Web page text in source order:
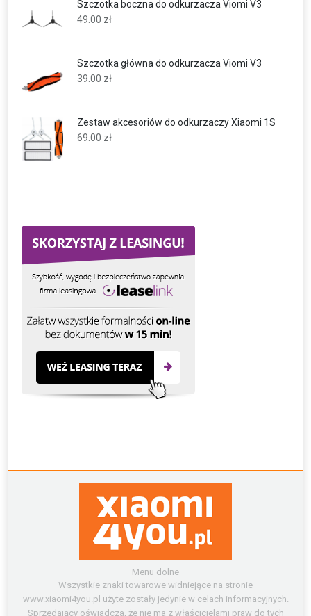
Szczotka boczna do odkurzacza Viomi V3
49.00 zł
Szczotka główna do odkurzacza Viomi V3
39.00 zł
Zestaw akcesoriów do odkurzaczy Xiaomi 1S
69.00 zł
Menu dolne
Wszystkie znaki towarowe widniejące na stronie
www.xiaomi4you.pl użyte zostały jedynie w celach informacyjnych.
Sprzedający oświadcza, że nie ma z właścicielami praw do tych